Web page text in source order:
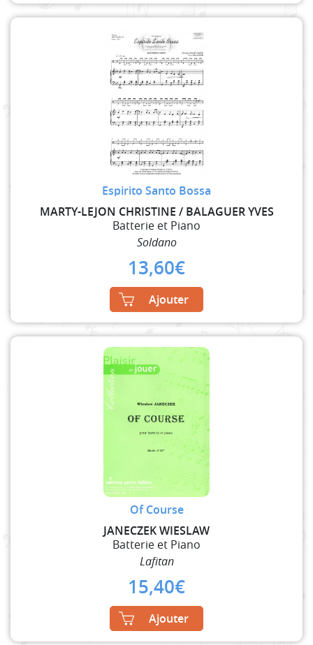
Espirito Santo Bossa
MARTY-LEJON CHRISTINE / BALAGUER YVES
Batterie et Piano
Soldano
13,60€
Ajouter
Of Course
JANECZEK WIESLAW
Batterie et Piano
Lafitan
15,40€
Ajouter